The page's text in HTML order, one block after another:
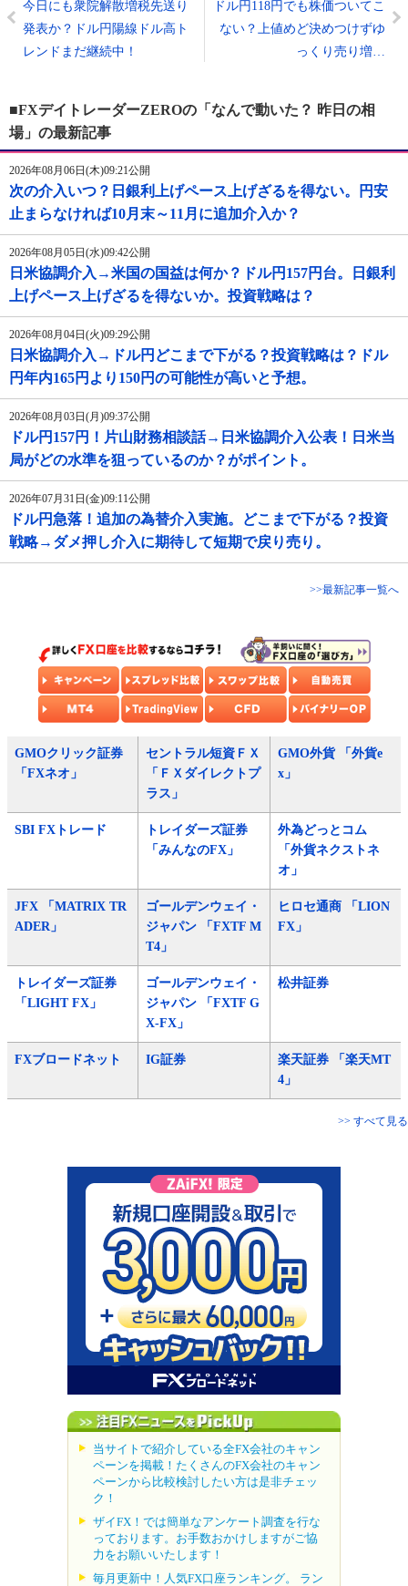
今日にも衆院解散増税先送り
発表か？ドル円陽線ドル高ト
レンドまだ継続中！
ドル円118円でも株価ついてこ
ない？上値めど決めつけずゆ
っくり売り増…
■FXデイトレーダーZEROの「なんで動いた？ 昨日の相
場」の最新記事
2026年08月06日(木)09:21公開
次の介入いつ？日銀利上げペース上げざるを得ない。円安
止まらなければ10月末～11月に追加介入か？
2026年08月05日(水)09:42公開
日米協調介入→米国の国益は何か？ドル円157円台。日銀利
上げペース上げざるを得ないか。投資戦略は？
2026年08月04日(火)09:29公開
日米協調介入→ドル円どこまで下がる？投資戦略は？ドル
円年内165円より150円の可能性が高いと予想。
2026年08月03日(月)09:37公開
ドル円157円！片山財務相談話→日米協調介入公表！日米当
局がどの水準を狙っているのか？がポイント。
2026年07月31日(金)09:11公開
ドル円急落！追加の為替介入実施。どこまで下がる？投資
戦略→ダメ押し介入に期待して短期で戻り売り。
>>最新記事一覧へ
GMOクリック証券
「FXネオ」
セントラル短資ＦＸ
「ＦＸダイレクトプ
ラス」
GMO外貨 「外貨e
x」
SBI FXトレード
トレイダーズ証券
「みんなのFX」
外為どっとコム
「外貨ネクストネ
オ」
JFX 「MATRIX TR
ADER」
ゴールデンウェイ・
ジャパン 「FXTF M
T4」
ヒロセ通商 「LION
FX」
トレイダーズ証券
「LIGHT FX」
ゴールデンウェイ・
ジャパン 「FXTF G
X-FX」
松井証券
FXブロードネット IG証券
楽天証券 「楽天MT
4」
>> すべて見る
当サイトで紹介している全FX会社のキャン
ペーンを掲載！たくさんのFX会社のキャン
ペーンから比較検討したい方は是非チェッ
ク！
ザイFX！では簡単なアンケート調査を行な
っております。お手数おかけしますがご協
力をお願いいたします！
毎月更新中！人気FX口座ランキング。 ラン